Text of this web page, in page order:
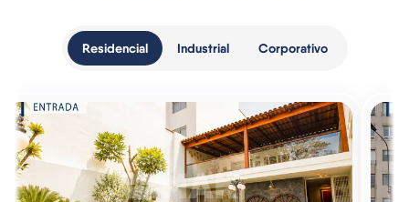
Residencial Industrial Corporativo